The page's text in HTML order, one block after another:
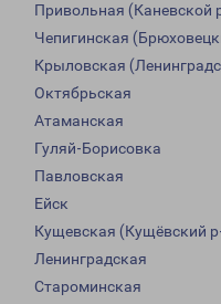
Привольная (Каневской
Чепигинская
Крыловская
Октябрьская
Атаманская
Гуляй-Борисовка
Павловская
Ейск
Кущевская (Кущёвский
Ленинградская
Староминская